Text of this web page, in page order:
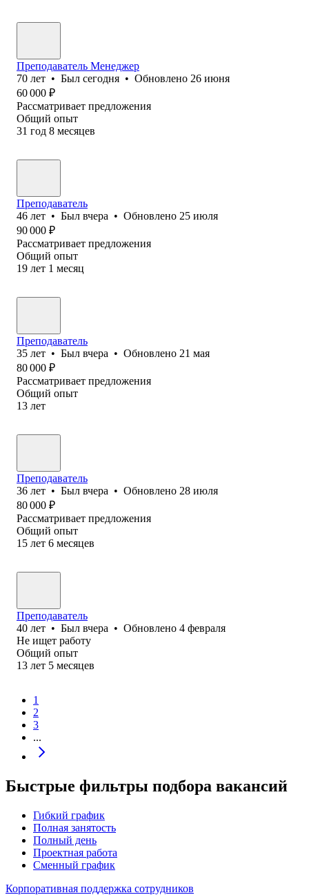
Преподаватель Менеджер
70 лет • Был сегодня • Обновлено 26 июня
60 000 ₽
Рассматривает предложения
Общий опыт
31 год 8 месяцев
Преподаватель
46 лет • Был вчера • Обновлено 25 июля
90 000 ₽
Рассматривает предложения
Общий опыт
19 лет 1 месяц
Преподаватель
35 лет • Был вчера • Обновлено 21 мая
80 000 ₽
Рассматривает предложения
Общий опыт
13 лет
Преподаватель
36 лет • Был вчера • Обновлено 28 июля
80 000 ₽
Рассматривает предложения
Общий опыт
15 лет 6 месяцев
Преподаватель
40 лет • Был вчера • Обновлено 4 февраля
Не ищет работу
Общий опыт
13 лет 5 месяцев
1
2
3
...
Быстрые фильтры подбора вакансий
Гибкий график
Полная занятость
Полный день
Проектная работа
Сменный график
Корпоративная поддержка сотрудников